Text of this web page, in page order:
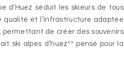
d’Huez séduit les skieurs de tous
qualité et l’infrastructure adaptée
permettant de créer des souvenirs
ski alpes d’huez** pensé pour la